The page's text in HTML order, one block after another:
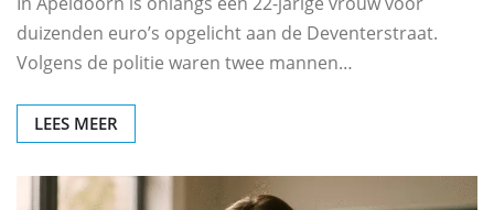
duizenden euro’s opgelicht aan de Deventerstraat.
Volgens de politie waren twee mannen…
LEES MEER